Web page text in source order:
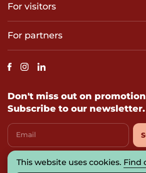
For visitors
For partners
Don't miss out on
Subscribe to our newsletter.
Email
I agree withprivacy-policy
This website uses cookies. Find